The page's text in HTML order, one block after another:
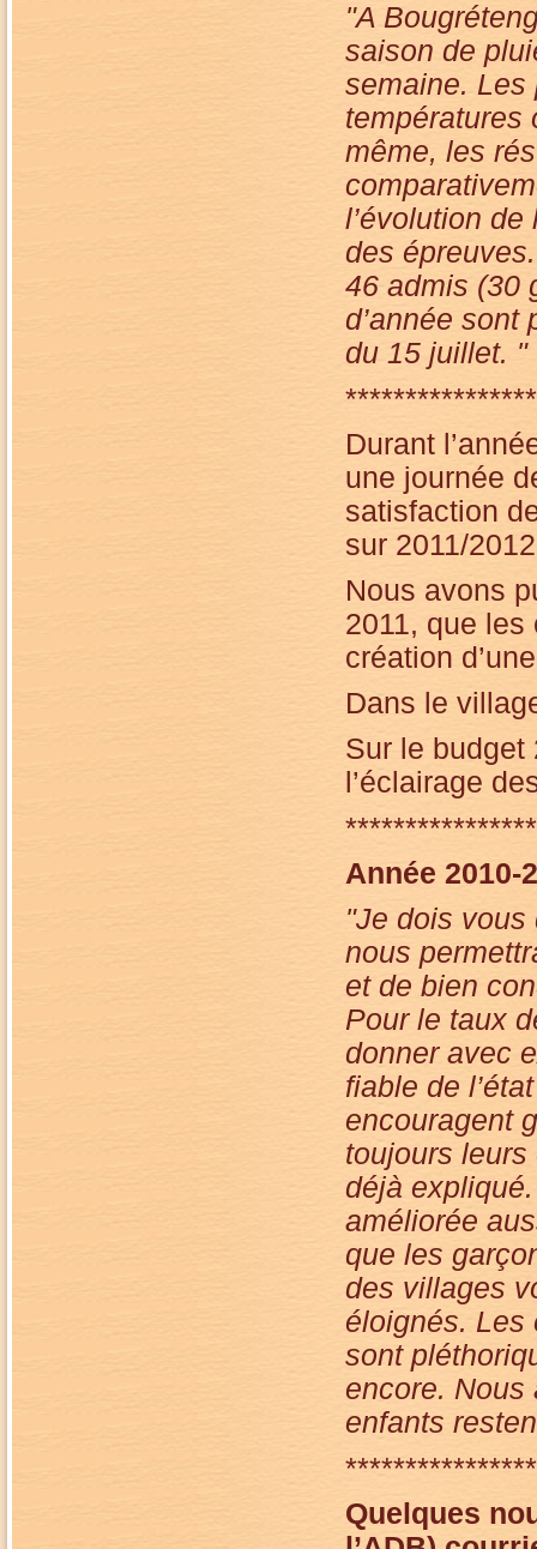
"A
saison de
semaine. Les
températures
même, les
l’évolution
des
46 admis (30
d’année sont
du 15 juillet. "
Durant
une journée
satisfaction
sur 2011/
Nous avons
2011, que
création
Dans le
Sur le budget
l’éclairage
Année 2010-
"Je dois vous
nous
et de bien
Pour le taux
donner avec
fiable de
encouragent
toujours leurs
déjà
améliorée
que les
des villages
éloignés. Les
sont
encore. Nous
enfants
Quelques